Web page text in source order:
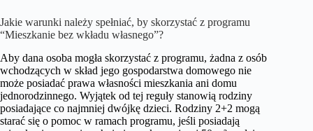
Jakie warunki należy spełniać, by skorzystać z programu
“Mieszkanie bez wkładu własnego”?
Aby dana osoba mogła skorzystać z programu, żadna z osób
wchodzących w skład jego gospodarstwa domowego nie
może posiadać prawa własności mieszkania ani domu
jednorodzinnego. Wyjątek od tej reguły stanowią rodziny
posiadające co najmniej dwójkę dzieci. Rodziny 2+2 mogą
starać się o pomoc w ramach programu, jeśli posiadają